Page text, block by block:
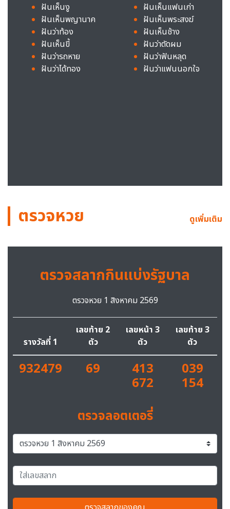
ฝันเห็นงู
ฝันเห็นพญานาค
ฝันว่าท้อง
ฝันเห็นขี้
ฝันว่ารถหาย
ฝันว่าได้ทอง
ฝันเห็นแฟนเก่า
ฝันเห็นพระสงฆ์
ฝันเห็นช้าง
ฝันว่าตัดผม
ฝันว่าฟันหลุด
ฝันว่าแฟนนอกใจ
ตรวจหวย ดูเพิ่มเติม
ตรวจสลากกินแบ่งรัฐบาล
ตรวจหวย 1 สิงหาคม 2569
รางวัลที่ 1
เลขท้าย 2
ตัว
เลขหน้า 3
ตัว
เลขท้าย 3
ตัว
932479 69 413
672
039
154
ตรวจลอตเตอรี่